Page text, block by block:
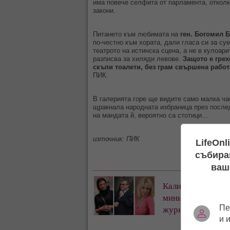
има повече селфита от парламента,
закони.
Питането към любимата на ген. Богомил
по-честно към хората, дали гласа си за
театрото на истинска сцена, а не в
разписва за хиляди левове. Защото е
скъпи тоалети, без грам свършена
ПИК.
В галерията горе ще видите само малка
щракнала народната избраница през
на мандата й, вероятно са стотици...
източник: ПИК
Калина
министър: Ей,
журналисти –
и